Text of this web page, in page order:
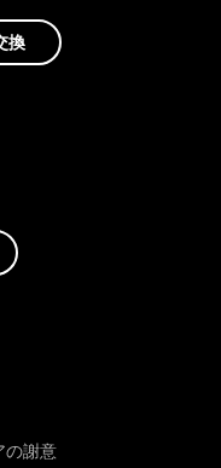
換
の謝意